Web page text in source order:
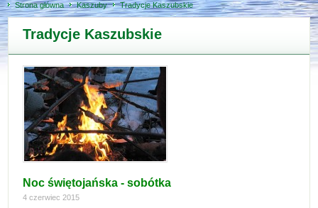
Strona główna Kaszuby Tradycje Kaszubskie
Tradycje Kaszubskie
Noc świętojańska - sobótka
4 czerwiec 2015